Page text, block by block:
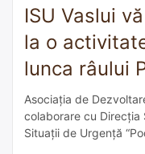
ISU Vaslui
la o
lunca râului
Asociația de
colaborare cu Direcția
Situații de Urgență